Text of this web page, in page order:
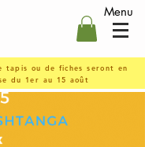
Menu
tapis ou de fiches seront en
du 1er au 15 août